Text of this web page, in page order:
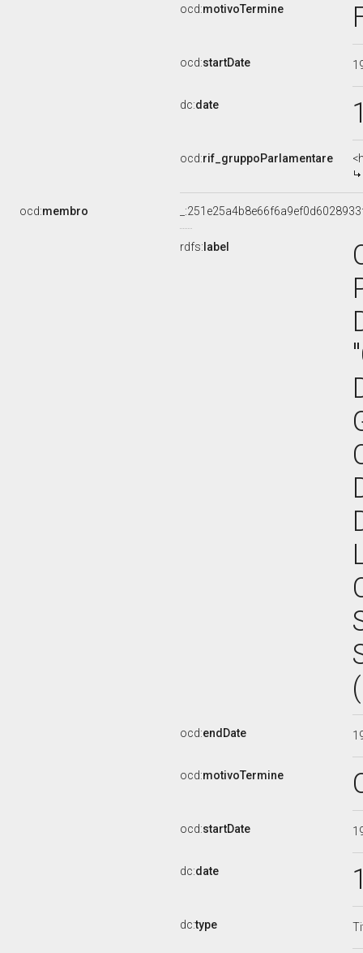
ocd:motivoTermine
ocd:startDate
dc:date
ocd:rif_gruppoParlamentare
ocd:membro
rdfs: label
ocd:endDate
ocd:motivoTermine
ocd:startDate
dc:date
dc:type